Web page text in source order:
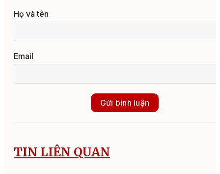
Họ và tên
Email
Gửi bình luận
TIN LIÊN QUAN